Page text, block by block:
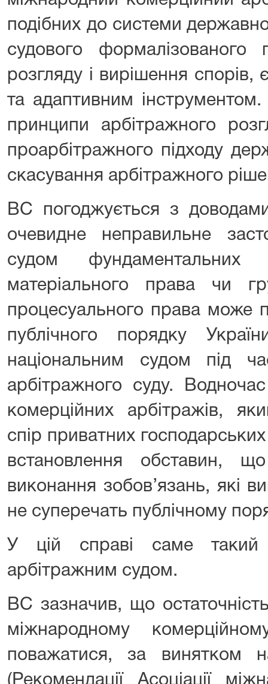
подібних до системи
судового формалізованого
розгляду і вирішення спорів,
та адаптивним
принципи арбітражного
проарбітражного підходу
скасування арбітражного
ВС погоджується з
очевидне неправильне
судом фундаментальних
матеріального права чи
процесуального права може
публічного порядку
національним судом під
арбітражного суду.
комерційних арбітражів,
спір приватних
встановлення обставин,
виконання зобов’язань, які
не суперечать публічному
У цій справі саме такий
арбітражним судом.
ВС зазначив, що
міжнародному
поважатися, за винятком
(Рекомендації Асоціації